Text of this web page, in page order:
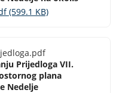
(599.1 KB)
Prijedloga VII.
plana
Nedelje